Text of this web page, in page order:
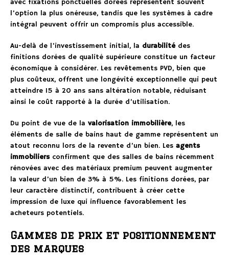
avec fixations ponctuelles dorées représentent souvent
l’option la plus onéreuse, tandis que les systèmes à cadre
intégral peuvent offrir un compromis plus accessible.
Au-delà de l’investissement initial, la durabilitédes
finitions dorées de qualité supérieure constitue un facteur
économique à considérer. Les revêtements PVD, bien que
plus coûteux, offrent une longévité exceptionnelle qui peut
atteindre 15 à 20 ans sans altération notable, réduisant
ainsi le coût rapporté à la durée d’utilisation.
Du point de vue de la valorisation immobilière, les
éléments de salle de bains haut de gamme représentent un
atout reconnu lors de la revente d’un bien. Les agents
immobiliersconfirment que des salles de bains récemment
rénovées avec des matériaux premium peuvent augmenter
la valeur d’un bien de 3% à 5%. Les finitions dorées, par
leur caractère distinctif, contribuent à créer cette
impression de luxe qui influence favorablement les
acheteurs potentiels.
Gammes de prix et positionnement
des marques